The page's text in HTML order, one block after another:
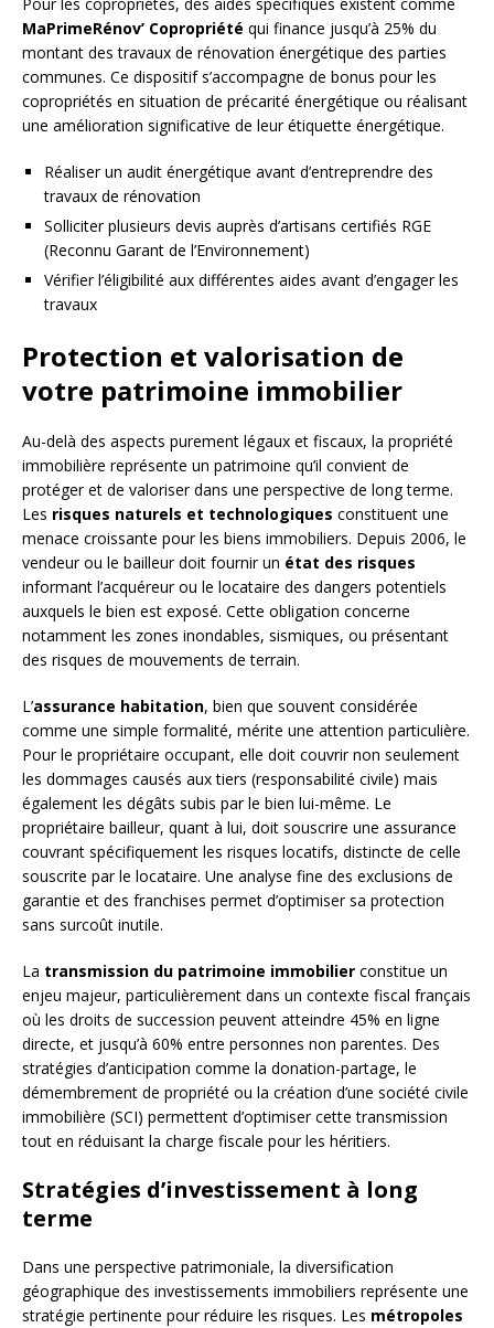
MaPrimeRénov’ Copropriété qui finance jusqu’à 25% du
montant des travaux de rénovation énergétique des parties
communes. Ce dispositif s’accompagne de bonus pour les
copropriétés en situation de précarité énergétique ou réalisant
une amélioration significative de leur étiquette énergétique.
Réaliser un audit énergétique avant d’entreprendre des
travaux de rénovation
Solliciter plusieurs devis auprès d’artisans certifiés RGE
(Reconnu Garant de l’Environnement)
Vérifier l’éligibilité aux différentes aides avant d’engager les
travaux
Protection et valorisation de
votre patrimoine immobilier
Au-delà des aspects purement légaux et fiscaux, la propriété
immobilière représente un patrimoine qu’il convient de
protéger et de valoriser dans une perspective de long terme.
Les risques naturels et technologiques constituent une
menace croissante pour les biens immobiliers. Depuis 2006, le
vendeur ou le bailleur doit fournir un état des risques
informant l’acquéreur ou le locataire des dangers potentiels
auxquels le bien est exposé. Cette obligation concerne
notamment les zones inondables, sismiques, ou présentant
des risques de mouvements de terrain.
L’assurance habitation, bien que souvent considérée
comme une simple formalité, mérite une attention particulière.
Pour le propriétaire occupant, elle doit couvrir non seulement
les dommages causés aux tiers (responsabilité civile) mais
également les dégâts subis par le bien lui-même. Le
propriétaire bailleur, quant à lui, doit souscrire une assurance
couvrant spécifiquement les risques locatifs, distincte de celle
souscrite par le locataire. Une analyse fine des exclusions de
garantie et des franchises permet d’optimiser sa protection
sans surcoût inutile.
La transmission du patrimoine immobilier constitue un
enjeu majeur, particulièrement dans un contexte fiscal français
où les droits de succession peuvent atteindre 45% en ligne
directe, et jusqu’à 60% entre personnes non parentes. Des
stratégies d’anticipation comme la donation-partage, le
démembrement de propriété ou la création d’une société civile
immobilière (SCI) permettent d’optimiser cette transmission
tout en réduisant la charge fiscale pour les héritiers.
Stratégies d’investissement à long
terme
Dans une perspective patrimoniale, la diversification
géographique des investissements immobiliers représente une
stratégie pertinente pour réduire les risques. Les métropoles